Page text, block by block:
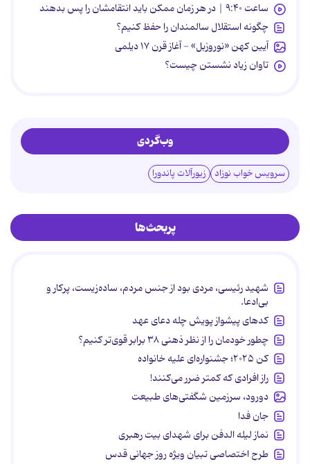
ساعت ۹:۴۰ | در هر زمان ممکن باید انتقامشان را پس بدهند
چگونه استقلال سالمندان را حفظ کنیم؟
آیین کهن «نوروزبل» - آغاز قرن ۱۷ دیلمی
تاوان زیاد نشستن چیست؟
وب‌گردی
سرویس خواب نوزاد زیورآلات پاندورا
پربحث‌ها
شهید رئیسی، مردی بود از جنس مردم، ساده‌زیست، پرکار و
بی‌ادعا.
کدهای پیشواز پویش چله دعای عهد
چطور خودمان را از نظر ذهنی ۳۸ برابر قوی‌تر کنیم؟
کن ۲۰۲۵؛ جشنواره‌ای علیه خانواده
راز افرادی که کمتر ضرر می‌کنند!
دورود، سرزمین شگفتی‌های طبیعت
جان فدا
نماز لیله الدفن برای شهدای بیت رهبری
طرح اختصاصی تبیان ویژه روز جهانی قدس